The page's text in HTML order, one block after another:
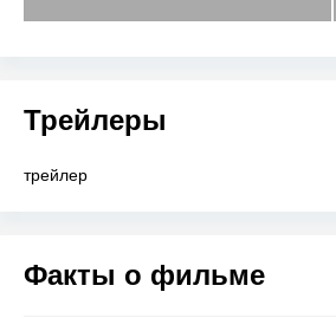
Трейлеры
трейлер
Факты о фильме